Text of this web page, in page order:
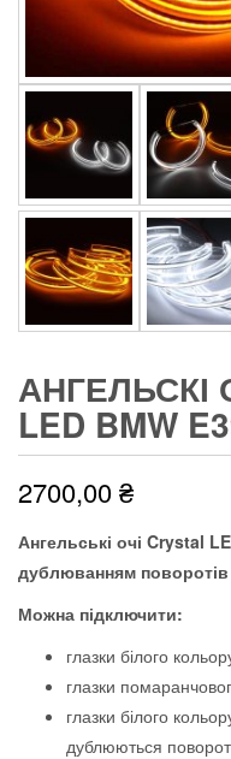
АНГЕЛЬСКІ
LED BMW
2700,00₴
Ангельські очі Crystal
дублюванням поворотів
Можна підключити:
глазки білого
глазки
глазки білого
дублюються